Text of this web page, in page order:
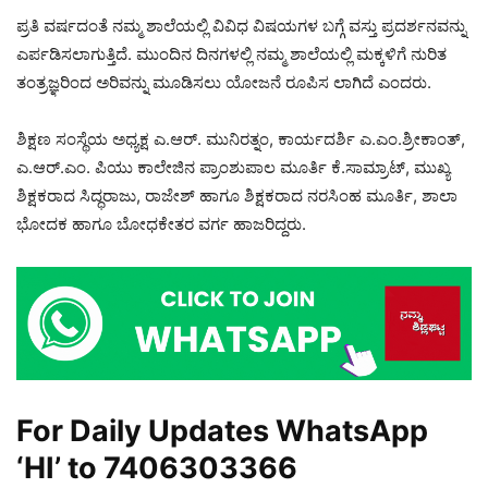
ಪ್ರತಿ ವರ್ಷದಂತೆ ನಮ್ಮ ಶಾಲೆಯಲ್ಲಿ ವಿವಿಧ ವಿಷಯಗಳ ಬಗ್ಗೆ ವಸ್ತು ಪ್ರದರ್ಶನವನ್ನು
ಎರ್ಪಡಿಸಲಾಗುತ್ತಿದೆ. ಮುಂದಿನ ದಿನಗಳಲ್ಲಿ ನಮ್ಮ ಶಾಲೆಯಲ್ಲಿ ಮಕ್ಕಳಿಗೆ ನುರಿತ
ತಂತ್ರಜ್ಞರಿಂದ ಅರಿವನ್ನು ಮೂಡಿಸಲು ಯೋಜನೆ ರೂಪಿಸ ಲಾಗಿದೆ ಎಂದರು.
ಶಿಕ್ಷಣ ಸಂಸ್ಥೆಯ ಅಧ್ಯಕ್ಷ ಎ.ಆರ್. ಮುನಿರತ್ನಂ, ಕಾರ್ಯದರ್ಶಿ ಎ.ಎಂ.ಶ್ರೀಕಾಂತ್,
ಎ.ಆರ್.ಎಂ. ಪಿಯು ಕಾಲೇಜಿನ ಪ್ರಾಂಶುಪಾಲ ಮೂರ್ತಿ ಕೆ.ಸಾಮ್ರಾಟ್, ಮುಖ್ಯ
ಶಿಕ್ಷಕರಾದ ಸಿದ್ಧರಾಜು, ರಾಜೇಶ್ ಹಾಗೂ ಶಿಕ್ಷಕರಾದ ನರಸಿಂಹ ಮೂರ್ತಿ, ಶಾಲಾ
ಭೋದಕ ಹಾಗೂ ಬೋಧಕೇತರ ವರ್ಗ ಹಾಜರಿದ್ದರು.
For Daily Updates WhatsApp
‘HI’ to 7406303366